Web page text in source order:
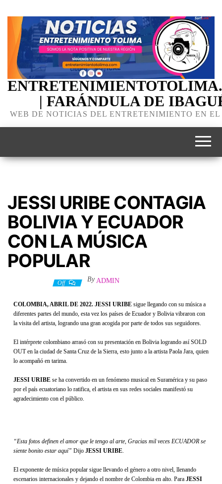
| FARÁNDULA DE
WEB DE NOTICIAS DEL ENTRETENIMIENTO EN
JESSI URIBE CONTAGIA
BOLIVIA Y ECUADOR
CON LA MÚSICA
POPULAR
Off By ADMIN
COLOMBIA, ABRIL DE 2022. JESSI URIBE sigue llegando con su música a
diferentes partes del mundo, esta vez los países de Ecuador y Bolivia vibraron con
la visita del artista, logrando una gran acogida por parte de todos sus seguidores.
El intérprete colombiano arrasó con su presentación en Bolivia logrando así SOLD
OUT en la ciudad de Santa Cruz de la Sierra, esto junto a la artista Paola Jara, quien
lo acompañó en tarima.
JESSI URIBE se ha convertido en un fenómeno musical en Suramérica y su paso
por el país ecuatoriano lo ratifica, el artista en sus redes sociales manifestó su
agradecimiento con el público.
“Esta fotos definen el amor que le tengo al arte, Gracias mil veces ECUADOR se
siente bonito estar aquí” Dijo JESSI URIBE
El exponente de música popular sigue llevando el género a otro nivel, llenando
escenarios internacionales y dejando el nombre de Colombia en alto. Para JESSI